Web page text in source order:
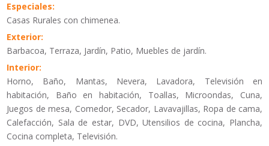
Especiales:
Casas Rurales con chimenea.
Exterior:
Barbacoa, Terraza, Jardín, Patio, Muebles de jardín.
Interior:
Horno, Baño, Mantas, Nevera, Lavadora, Televisión en
habitación, Baño en habitación, Toallas, Microondas, Cuna,
Juegos de mesa, Comedor, Secador, Lavavajillas, Ropa de cama,
Calefacción, Sala de estar, DVD, Utensilios de cocina, Plancha,
Cocina completa, Televisión.